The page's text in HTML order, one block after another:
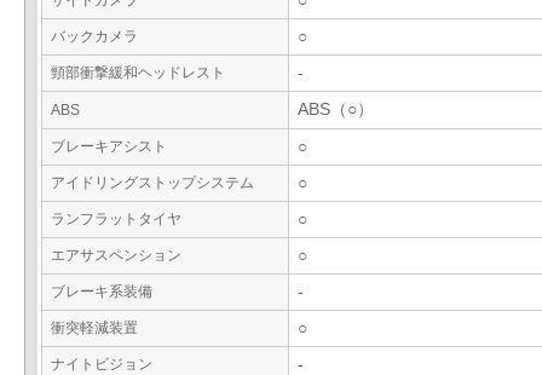
バックカメラ ○
頸部衝撃緩和ヘッドレスト -
ABS ABS（○）
ブレーキアシスト ○
アイドリングストップシステム ○
ランフラットタイヤ ○
エアサスペンション ○
ブレーキ系装備 -
衝突軽減装置 ○
ナイトビジョン -